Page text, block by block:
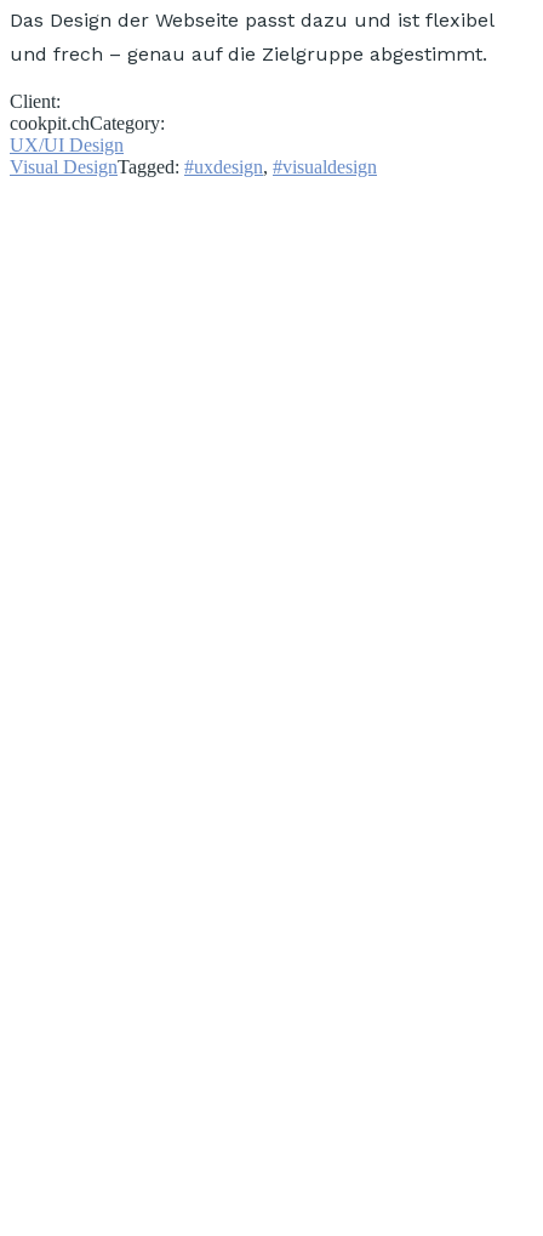
Das Design der Webseite passt dazu und ist flexibel
und frech – genau auf die Zielgruppe abgestimmt.
Client:
cookpit.chCategory:
UX/UI Design
Visual DesignTagged: #uxdesign, #visualdesign